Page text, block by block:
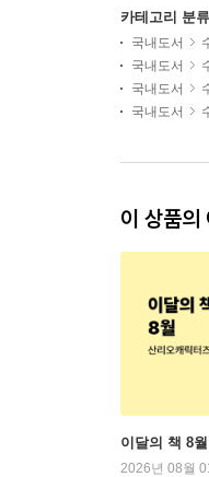
카테고리 분류
국내도서
국내도서
국내도서
국내도서
이 상품의
이달의 책 8
2026년 08월